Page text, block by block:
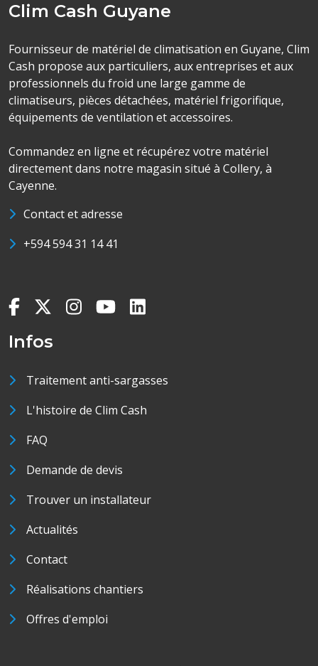
Clim Cash Guyane
Fournisseur de matériel de climatisation en Guyane, Clim
Cash propose aux particuliers, aux entreprises et aux
professionnels du froid une large gamme de
climatiseurs, pièces détachées, matériel frigorifique,
équipements de ventilation et accessoires.
Commandez en ligne et récupérez votre matériel
directement dans notre magasin situé à Collery, à
Cayenne.
Contact et adresse
+594 594 31 14 41
Infos
Traitement anti-sargasses
L'histoire de Clim Cash
FAQ
Demande de devis
Trouver un installateur
Actualités
Contact
Réalisations chantiers
Offres d'emploi